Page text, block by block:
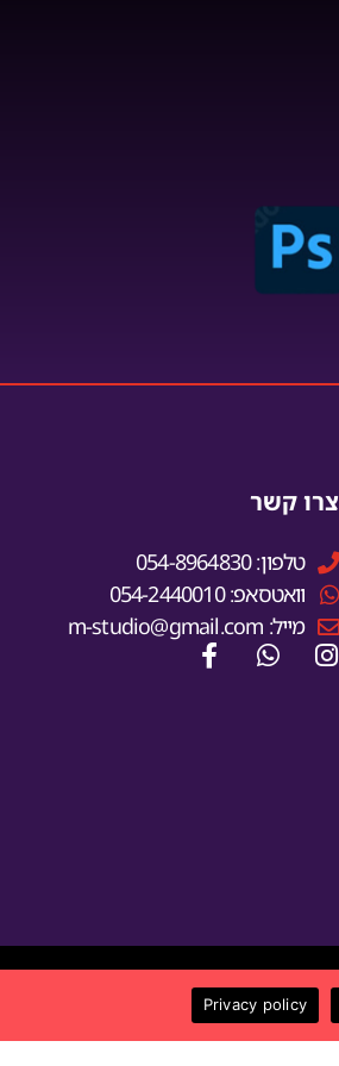
צרו קשר
טלפון: 054-8964830
וואטסאפ: 054-2440010
מייל: m-studio@gmail.com
Privacy policy